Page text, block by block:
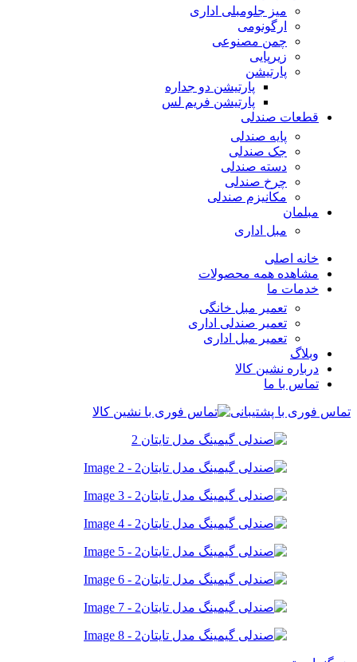
میز جلومبلی اداری
ارگونومی
چمن مصنوعی
زیرپایی
پارتیشن
پارتیشن دو جداره
پارتیشن فریم لس
قطعات صندلی
پایه صندلی
جک صندلی
دسته صندلی
چرخ صندلی
مکانیزم صندلی
مبلمان
مبل اداری
خانه اصلی
مشاهده همه محصولات
خدمات ما
تعمیر مبل خانگی
تعمیر صندلی اداری
تعمیر مبل اداری
وبلاگ
درباره نشین کالا
تماس با ما
تماس فوری با پشتیبانی